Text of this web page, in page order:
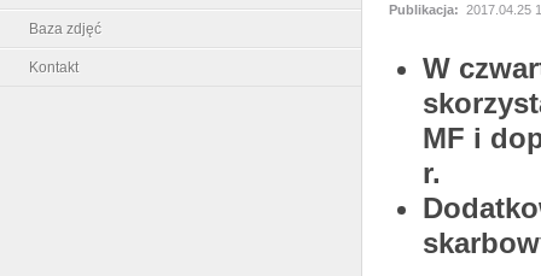
Baza zdjęć
Kontakt
Publikacja: 2017.04.25
W
MF i
r.